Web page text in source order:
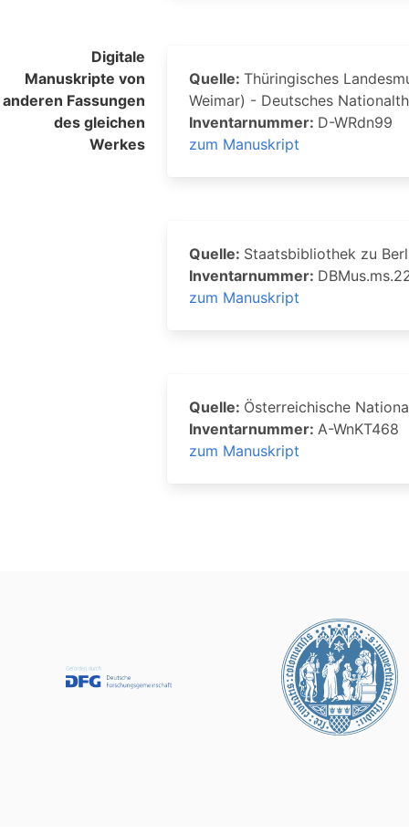
Digitale
Manuskripte von
anderen Fassungen
des gleichen
Werkes
Quelle:Thüringisches
Weimar) - Deutsches
Inventarnummer: D-WRdn99
zum Manuskript
Quelle: Staatsbibliothek zu
Inventarnummer:
zum Manuskript
Quelle: Österreichische
Inventarnummer:A-WnKT468
zum Manuskript